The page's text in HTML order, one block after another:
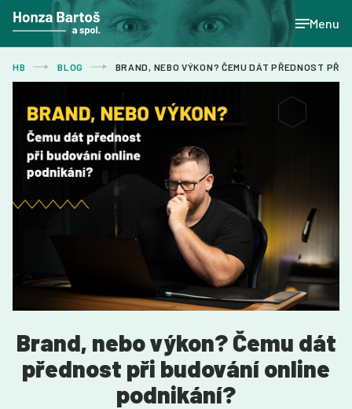
Menu
HB BLOG BRAND, NEBO VÝKON? ČEMU DÁT PŘEDNOST PŘI
Brand, nebo výkon? Čemu dát
přednost při budování online
podnikání?